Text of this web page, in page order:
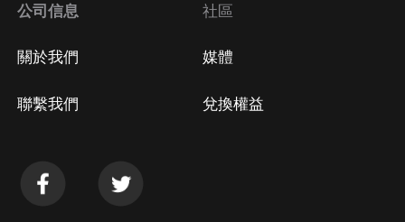
公司信息
關於我們
聯繫我們
社區
媒體
兌換權益